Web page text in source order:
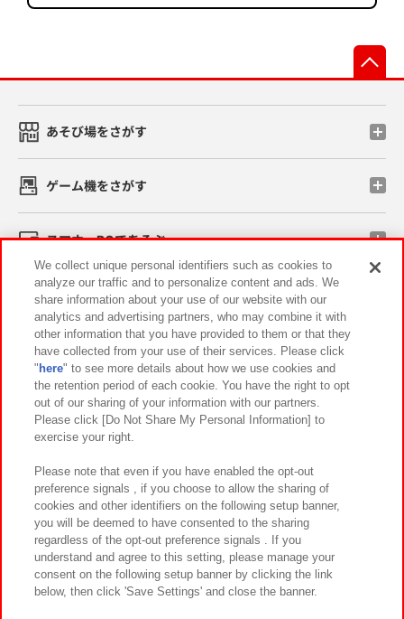
あそび場をさがす
ゲーム機をさがす
スマホ・PCであそぶ
イベント・キャンペーン
関連会社 サステナビリティ サイトポリシー
プライバシーポリシー ウェブアクセシビリティ方針と検証結果
お取引先さまとともに
カスタマーハラスメント対応方針 よくあるご質問・お問い合わせ
©Bandai Namco Amusement Inc.
We collect unique personal identifiers such as cookies to
analyze our traffic and to personalize content and ads. We
share information about your use of our website with our
analytics and advertising partners, who may combine it with
other information that you have provided to them or that they
have collected from your use of their services. Please click
" here" to see more details about how we use cookies and
the retention period of each cookie. You have the right to opt
out of our sharing of your information with our partners.
Please click [Do Not Share My Personal Information] to
exercise your right.
Please note that even if you have enabled the opt-out
preference signals , if you choose to allow the sharing of
cookies and other identifiers on the following setup banner,
you will be deemed to have consented to the sharing
regardless of the opt-out preference signals . If you
understand and agree to this setting, please manage your
consent on the following setup banner by clicking the link
below, then click 'Save Settings' and close the banner.